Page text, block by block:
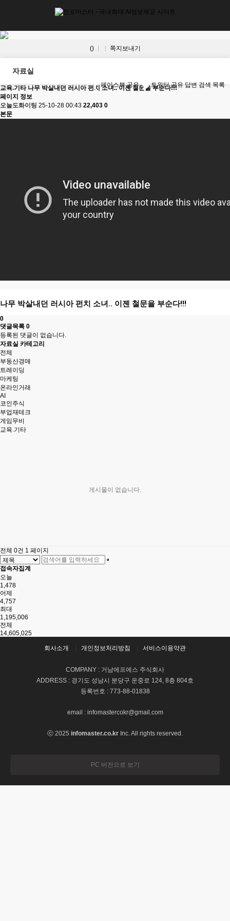
() 쪽지보내기
자료실
페이스북 공유 트위터 공유 답변 검색 목록
교육.기타 나무 박살내던 러시아 펀치 소녀.. 이젠 철문을 부순다!!!
페이지 정보
오늘도화이팅 25-10-28 00:43 22,403 0
본문
나무 박살내던 러시아 펀치 소녀.. 이젠 철문을 부순다!!!
0
댓글목록 0
등록된 댓글이 없습니다.
자료실 카테고리
전체
부동산경매
트레이딩
마케팅
온라인거래
AI
코인주식
부업재테크
게임무비
교육.기타
게시물이 없습니다.
전체 0건 1 페이지
접속자집계
오늘
1,478
어제
4,757
최대
1,195,006
전체
14,605,025
회사소개 개인정보처리방침 서비스이용약관
COMPANY : 거남에프에스 주식회사
ADDRESS : 경기도 성남시 분당구 운중로 124, 8층 804호
등록번호 : 773-88-01838
email : infomastercokr@gmail.com
ⓒ 2025 infomaster.co.kr Inc. All rights reserved.
PC 버전으로 보기